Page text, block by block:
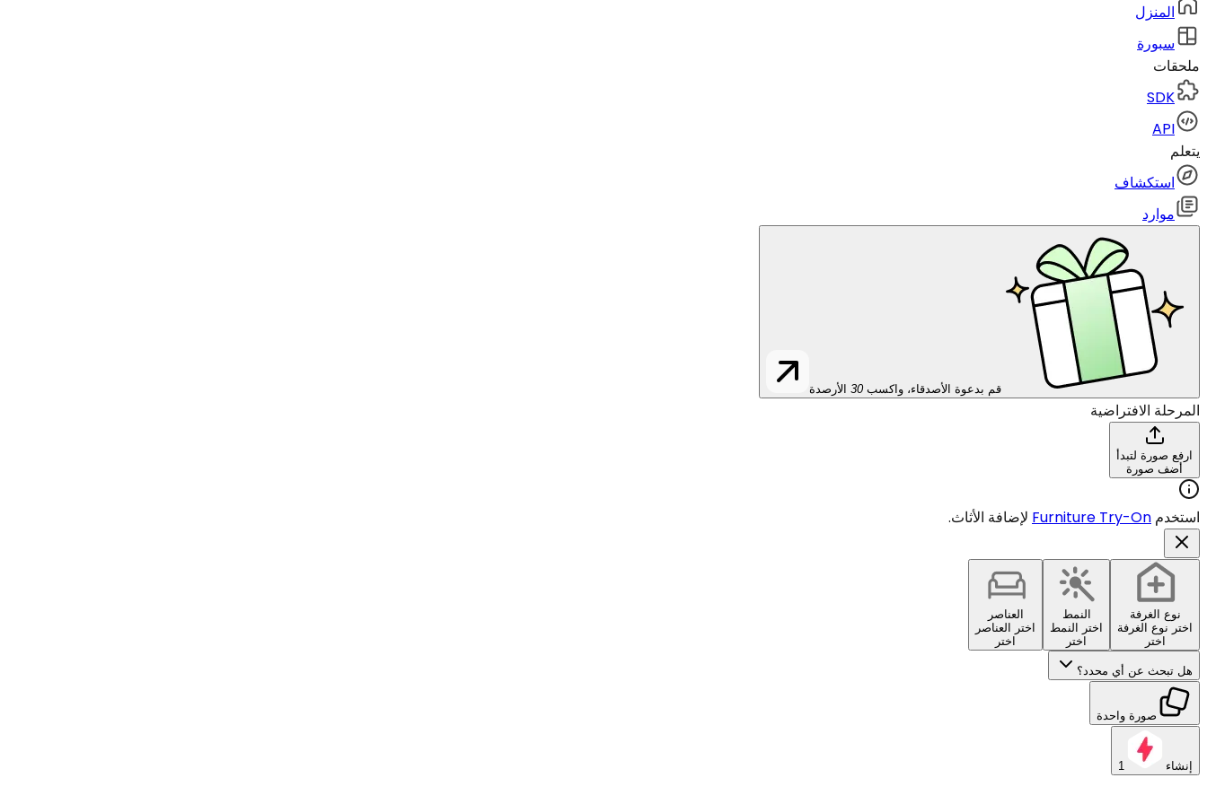
المنزل
سبورة
ملحقات
SDK
API
يتعلم
استكشاف
موارد
قم بدعوة الأصدقاء، واكسب 30 الأرصدة
المرحلة الافتراضية
ارفع صورة لتبدأ
أضف صورة
استخدم Furniture Try-On لإضافة الأثاث.
نوع الغرفة
اختر نوع الغرفة
اختر
النمط
اختر النمط
اختر
العناصر
اختر العناصر
اختر
هل تبحث عن أي محدد؟
صورة واحدة
إنشاء 1